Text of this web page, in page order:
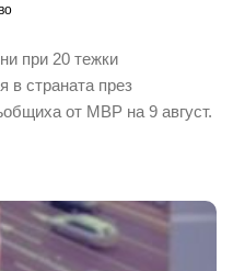
при 20 тежки
в страната през
от МВР на 9 август.